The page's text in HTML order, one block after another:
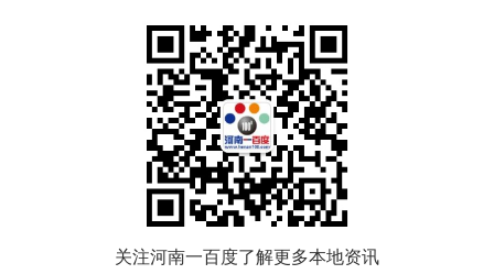
关注河南一百度了解更多本地资讯